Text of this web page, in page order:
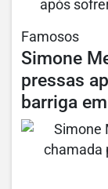
Famosos
Simone
pressas
barriga